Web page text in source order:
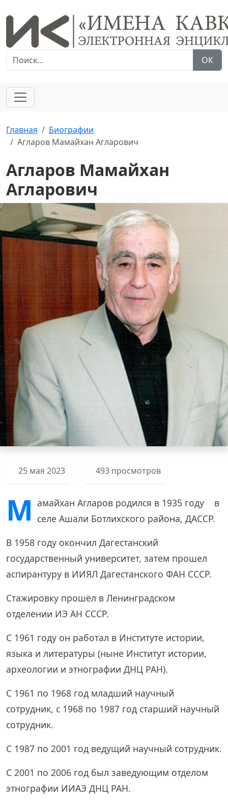
ОК
Главная
Биографии
Агларов Мамайхан Агларович
Агларов Мамайхан
Агларович
25 мая 2023 493 просмотров
М амайхан Агларов родился в 1935 году в
селе Ашали Ботлихского района, ДАССР.
В 1958 году окончил Дагестанский
государственный университет, затем прошел
аспирантуру в ИИЯЛ Дагестанского ФАН СССР.
Стажировку прошёл в Ленинградском
отделении ИЭ АН СССР.
С 1961 году он работал в Институте истории,
языка и литературы (ныне Институт истории,
археологии и этнографии ДНЦ РАН).
С 1961 по 1968 год младший научный
сотрудник, с 1968 по 1987 год старший научный
сотрудник.
С 1987 по 2001 год ведущий научный сотрудник.
С 2001 по 2006 год был заведующим отделом
этнографии ИИАЭ ДНЦ РАН.